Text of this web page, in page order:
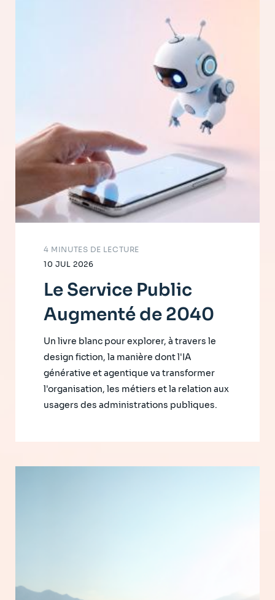
10 JUL 2026
4 MINUTES DE LECTURE
Le Service Public
Augmenté de 2040
Un livre blanc pour explorer, à travers le
design fiction, la manière dont l'IA
générative et agentique va transformer
l'organisation, les métiers et la relation aux
usagers des administrations publiques.